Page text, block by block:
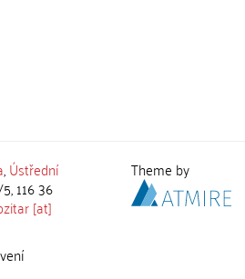
,Ústřední
116 36
[at]
Theme by